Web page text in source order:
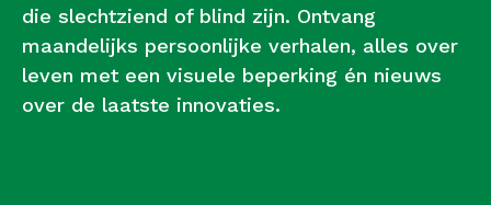
die slechtziend of blind zijn. Ontvang
maandelijks persoonlijke verhalen, alles over
leven met een visuele beperking én nieuws
over de laatste innovaties.